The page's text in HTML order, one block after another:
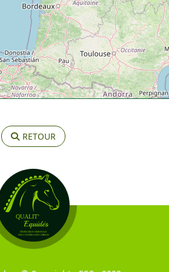
RETOUR